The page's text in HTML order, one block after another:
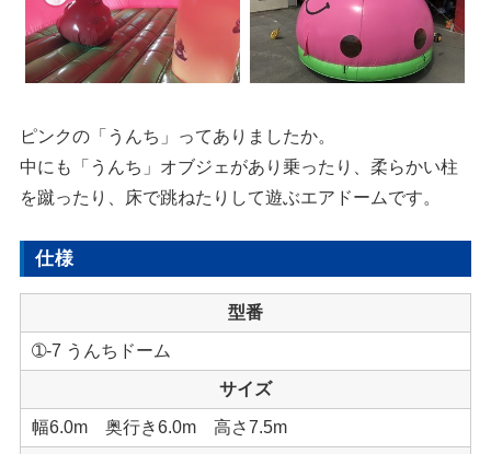
ピンクの「うんち」ってありましたか。
中にも「うんち」オブジェがあり乗ったり、柔らかい柱
を蹴ったり、床で跳ねたりして遊ぶエアドームです。
仕様
型番
➀-7 うんちドーム
サイズ
幅6.0m 奥行き6.0m 高さ7.5m